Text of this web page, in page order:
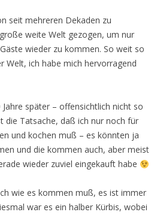
seit mehreren Dekaden zu
weite Welt gezogen, um nur
wieder zu kommen. So weit so
Welt, ich habe mich hervorragend
später – offensichtlich nicht so
die Tatsache, daß ich nur noch für
und kochen muß – es könnten ja
und die kommen auch, aber meist
wieder zuviel eingekauft habe
wie es kommen muß, es ist immer
war es ein halber Kürbis, wobei